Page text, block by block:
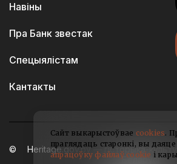
Навіны
Пра Банк звестак
Спецыялістам
Кантакты
Heritage.gov.by — гісторыка-
Беларусі
Сайт выкарыстоўвае cookies.
праглядаць старонкі, вы
апрацоўку файлаў cookie і